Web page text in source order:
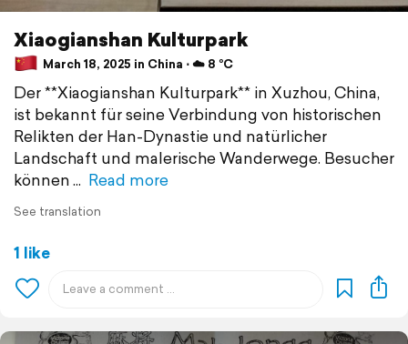
Xiaogianshan Kulturpark
March 18, 2025 in China ⋅ ☁️ 8 °C
Der **Xiaogianshan Kulturpark** in Xuzhou, China,
ist bekannt für seine Verbindung von historischen
Relikten der Han-Dynastie und natürlicher
Landschaft und malerische Wanderwege. Besucher
können
Read more
See translation
1 like